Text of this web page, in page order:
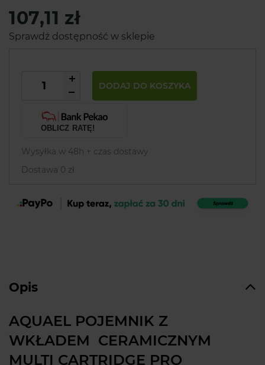
107,11 zł
Sprawdź dostępność w sklepie
DODAJ DO KOSZYKA
OBLICZ RATĘ!
Wysyłka w 48h + czas dostawy
Dostawa 0 zł
Opis
AQUAEL POJEMNIK Z
WKŁADEM CERAMICZNYM
MULTI CARTRIDGE PRO